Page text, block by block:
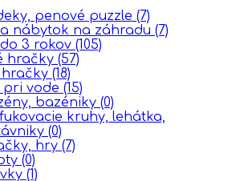
penové puzzle (7)
nábytok na záhradu (7)
3 rokov (105)
hračky (57)
hračky (18)
pri vode (15)
bazéniky (0)
kruhy, lehátka,
(0)
hry (7)
(0)
(1)